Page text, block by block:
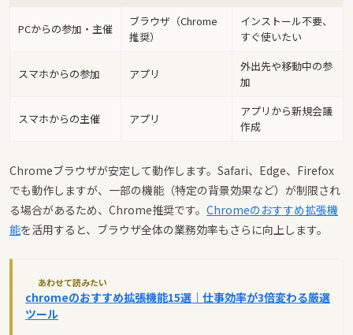
PCからの参加・主催
ブラウザ（Chrome
推奨）
インストール不要、
すぐ使いたい
スマホからの参加 アプリ
外出先や移動中の参
加
スマホからの主催 アプリ
アプリから新規会議
作成
Chromeブラウザが安定して動作します。Safari、Edge、Firefox
でも動作しますが、一部の機能（特定の背景効果など）が制限され
る場合があるため、Chrome推奨です。 Chromeのおすすめ拡張機
能を活用すると、ブラウザ全体の業務効率もさらに向上します。
あわせて読みたい
chromeのおすすめ拡張機能15選｜仕事効率が3倍変わる厳選
ツール